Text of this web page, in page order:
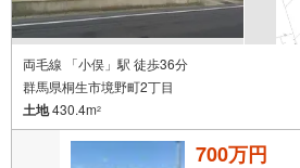
両毛線 「小俣」駅 徒歩36分
群馬県桐生市境野町2丁目
土地430.4m2
700万円